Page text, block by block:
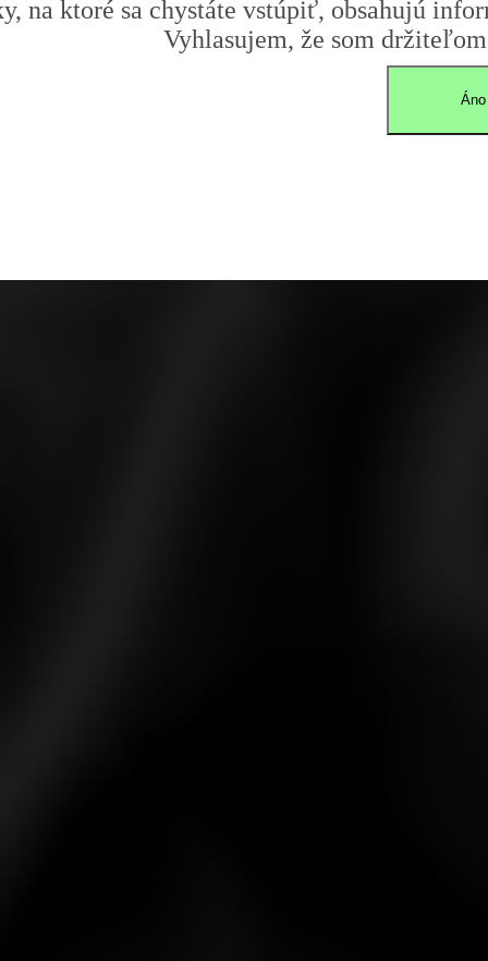
na ktoré sa chystáte vstúpiť, obsahujú
Vyhlasujem, že som
Áno